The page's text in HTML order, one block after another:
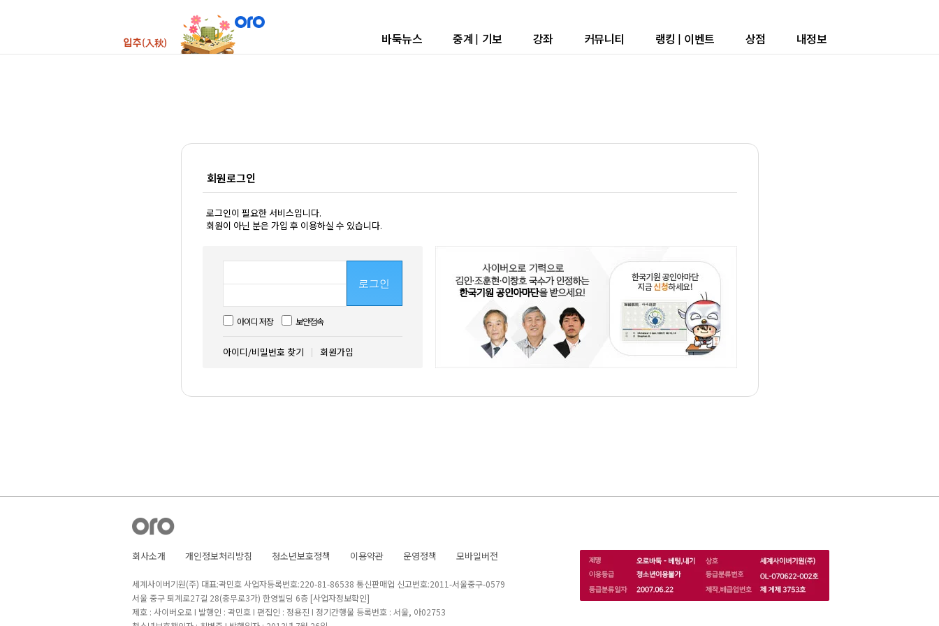
바둑뉴스 중계 | 기보 강좌 커뮤니티 랭킹 | 이벤트 상점 내정보
회원로그인
로그인이 필요한 서비스입니다.
회원이 아닌 분은 가입 후 이용하실 수 있습니다.
로그인
아이디 저장 보안접속
아이디/비밀번호 찾기 회원가입
회사소개 개인정보처리방침 청소년보호정책 이용약관 운영정책 모바일버전
세계사이버기원(주) 대표:곽민호 사업자등록번호:220-81-86538 통신판매업 신고번호:2011-서울중구-0579
서울 중구 퇴계로27길 28(충무로3가) 한영빌딩 6층 [사업자정보확인]
제호 : 사이버오로 I 발행인 : 곽민호 I 편집인 : 정용진 I 정기간행물 등록번호 : 서울, 아02753